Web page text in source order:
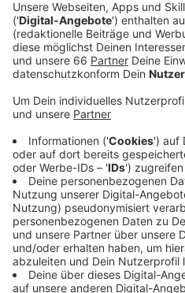
bringt das Thema heute
Tagesordnung.
Veröffentlicht:Dienstag,
Anzeige
"Cradle" heißt auf Deutsch
und so nennt sich auch das
dieser Machart, das im
entsteht. Hier sind 98% der
Stadt will zunächst fünf
Neubauten ähnlich
Technische Rathaus und
Schwarz-Grün will jetzt